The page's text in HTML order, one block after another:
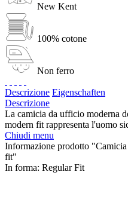
New Kent
100% cotone
Non ferro
Descrizione Eigenschaften
Descrizione
La camicia da ufficio moderna
modern fit rappresenta l'uomo
Chiudi menu
Informazione prodotto
fit"
In forma: Regular Fit